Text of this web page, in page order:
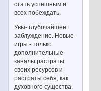
стать успешным и
всех побеждать.
Увы- глубочайшее
заблуждение. Новые
игры - только
дополнительные
каналы растраты
своих ресурсов и
растраты себя, как
духовного существа.